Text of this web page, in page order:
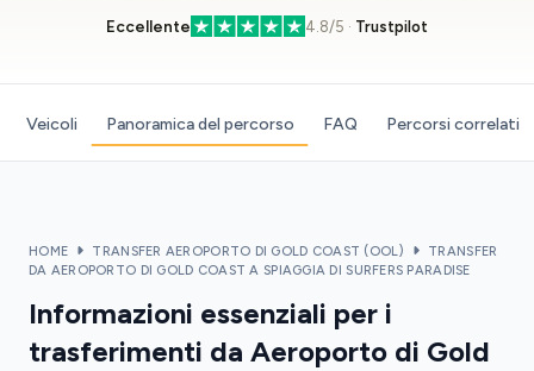
Eccellente 4.8/5 · Trustpilot
Veicoli Panoramica del percorso FAQ Percorsi correlati
HOME TRANSFER AEROPORTO DI GOLD COAST (OOL)
TRANSFER
DA AEROPORTO DI GOLD COAST A SPIAGGIA DI SURFERS PARADISE
Informazioni essenziali per i
trasferimenti da Aeroporto di Gold